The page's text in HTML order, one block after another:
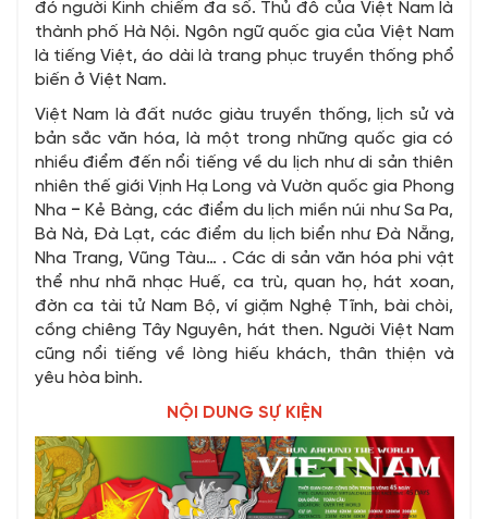
đó người Kinh chiếm đa số. Thủ đô của Việt Nam là
thành phố Hà Nội. Ngôn ngữ quốc gia của Việt Nam
là tiếng Việt, áo dài là trang phục truyền thống phổ
biến ở Việt Nam.
Việt Nam là đất nước giàu truyền thống, lịch sử và
bản sắc văn hóa, là một trong những quốc gia có
nhiều điểm đến nổi tiếng về du lịch như di sản thiên
nhiên thế giới Vịnh Hạ Long và Vườn quốc gia Phong
Nha ‒ Kẻ Bàng, các điểm du lịch miền núi như Sa Pa,
Bà Nà, Đà Lạt, các điểm du lịch biển như Đà Nẵng,
Nha Trang, Vũng Tàu… . Các di sản văn hóa phi vật
thể như nhã nhạc Huế, ca trù, quan họ, hát xoan,
đờn ca tài tử Nam Bộ, ví giặm Nghệ Tĩnh, bài chòi,
cồng chiêng Tây Nguyên, hát then. Người Việt Nam
cũng nổi tiếng về lòng hiếu khách, thân thiện và
yêu hòa bình.
NỘI DUNG SỰ KIỆN